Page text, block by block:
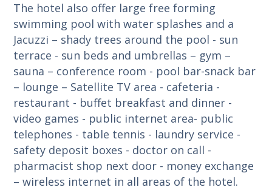
The hotel also offer large free forming
swimming pool with water splashes and a
Jacuzzi – shady trees around the pool - sun
terrace - sun beds and umbrellas – gym –
sauna – conference room - pool bar-snack bar
– lounge – Satellite TV area - cafeteria -
restaurant - buffet breakfast and dinner -
video games - public internet area- public
telephones - table tennis - laundry service -
safety deposit boxes - doctor on call -
pharmacist shop next door - money exchange
– wireless internet in all areas of the hotel.